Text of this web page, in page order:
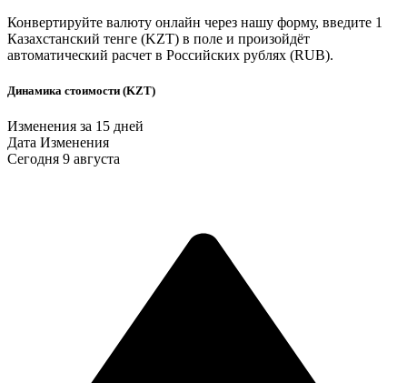
Конвертируйте валюту онлайн через нашу форму, введите 1
Казахстанский тенге (KZT) в поле и произойдёт
автоматический расчет в Российских рублях (RUB).
Динамика стоимости (KZT)
Изменения за 15 дней
Дата Изменения
Сегодня 9 августа